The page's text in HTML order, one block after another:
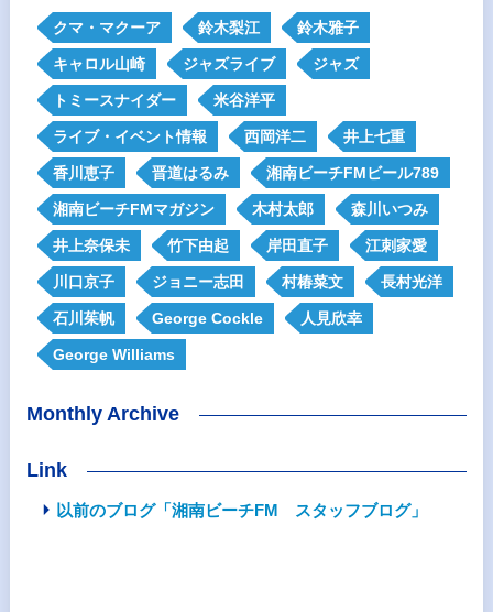
クマ・マクーア 鈴木梨江 鈴木雅子
キャロル山崎 ジャズライブ ジャズ
トミースナイダー 米谷洋平
ライブ・イベント情報 西岡洋二 井上七重
香川恵子 晋道はるみ 湘南ビーチFMビール789
湘南ビーチFMマガジン 木村太郎 森川いつみ
井上奈保未 竹下由起 岸田直子 江刺家愛
川口京子 ジョニー志田 村椿菜文 長村光洋
石川茱帆 George Cockle 人見欣幸
George Williams
Monthly Archive
Link
以前のブログ「湘南ビーチFM スタッフブログ」